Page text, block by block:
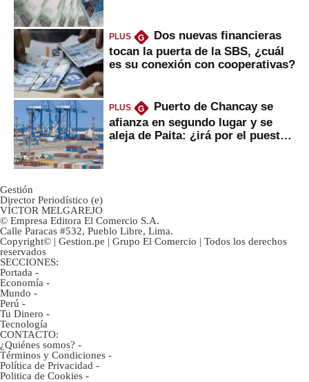
PLUS G
Dos nuevas financieras
tocan la puerta de la SBS, ¿cuál
es su conexión con cooperativas?
PLUS G
Puerto de Chancay se
afianza en segundo lugar y se
aleja de Paita: ¿irá por el puesto
Gestión
Director Periodístico (e)
VÍCTOR MELGAREJO
© Empresa Editora El Comercio S.A.
Calle Paracas #532, Pueblo Libre, Lima.
Copyright© | Gestion.pe | Grupo El Comercio | Todos los derechos
reservados
SECCIONES:
Portada -
Economía -
Mundo -
Perú -
Tu Dinero -
Tecnología
CONTACTO:
¿Quiénes somos? -
Términos y Condiciones -
Política de Privacidad -
Politica de Cookies -